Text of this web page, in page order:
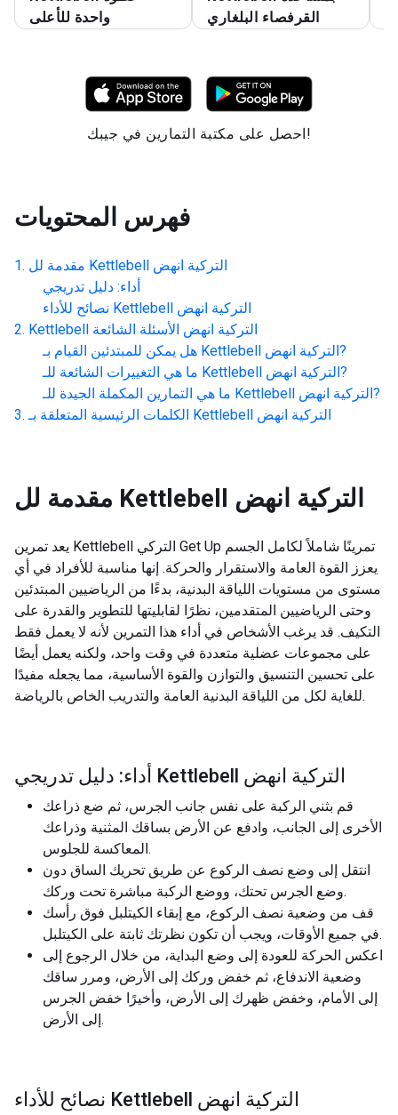
واحدة للأعلى
القرفصاء البلغاري
احصل على مكتبة التمارين في جيبك!
فهرس المحتويات
مقدمة لل
Kettlebell التركية انهض
أداء: دليل تدريجي
نصائح للأداء
Kettlebell التركية انهض
Kettlebell التركية انهض الأسئلة الشائعة
هل يمكن للمبتدئين القيام بـ
Kettlebell التركية انهض?
ما هي التغييرات الشائعة للـ
Kettlebell التركية انهض?
ما هي التمارين المكملة الجيدة للـ
Kettlebell التركية انهض?
الكلمات الرئيسية المتعلقة بـ
Kettlebell التركية انهض
مقدمة لل Kettlebell التركية انهض
يعد تمرين Kettlebell التركي Get Up تمرينًا شاملاً لكامل الجسم
يعزز القوة العامة والاستقرار والحركة. إنها مناسبة للأفراد في أي
مستوى من مستويات اللياقة البدنية، بدءًا من الرياضيين المبتدئين
وحتى الرياضيين المتقدمين، نظرًا لقابليتها للتطوير والقدرة على
التكيف. قد يرغب الأشخاص في أداء هذا التمرين لأنه لا يعمل فقط
على مجموعات عضلية متعددة في وقت واحد، ولكنه يعمل أيضًا
على تحسين التنسيق والتوازن والقوة الأساسية، مما يجعله مفيدًا
للغاية لكل من اللياقة البدنية العامة والتدريب الخاص بالرياضة.
أداء: دليل تدريجي Kettlebell التركية انهض
قم بثني الركبة على نفس جانب الجرس، ثم ضع ذراعك
الأخرى إلى الجانب، وادفع عن الأرض بساقك المثنية وذراعك
المعاكسة للجلوس.
انتقل إلى وضع نصف الركوع عن طريق تحريك الساق دون
وضع الجرس تحتك، ووضع الركبة مباشرة تحت وركك.
قف من وضعية نصف الركوع، مع إبقاء الكيتلبل فوق رأسك
في جميع الأوقات، ويجب أن تكون نظرتك ثابتة على الكيتلبل.
اعكس الحركة للعودة إلى وضع البداية، من خلال الرجوع إلى
وضعية الاندفاع، ثم خفض وركك إلى الأرض، ومرر ساقك
إلى الأمام، وخفض ظهرك إلى الأرض، وأخيرًا خفض الجرس
إلى الأرض.
نصائح للأداء Kettlebell التركية انهض